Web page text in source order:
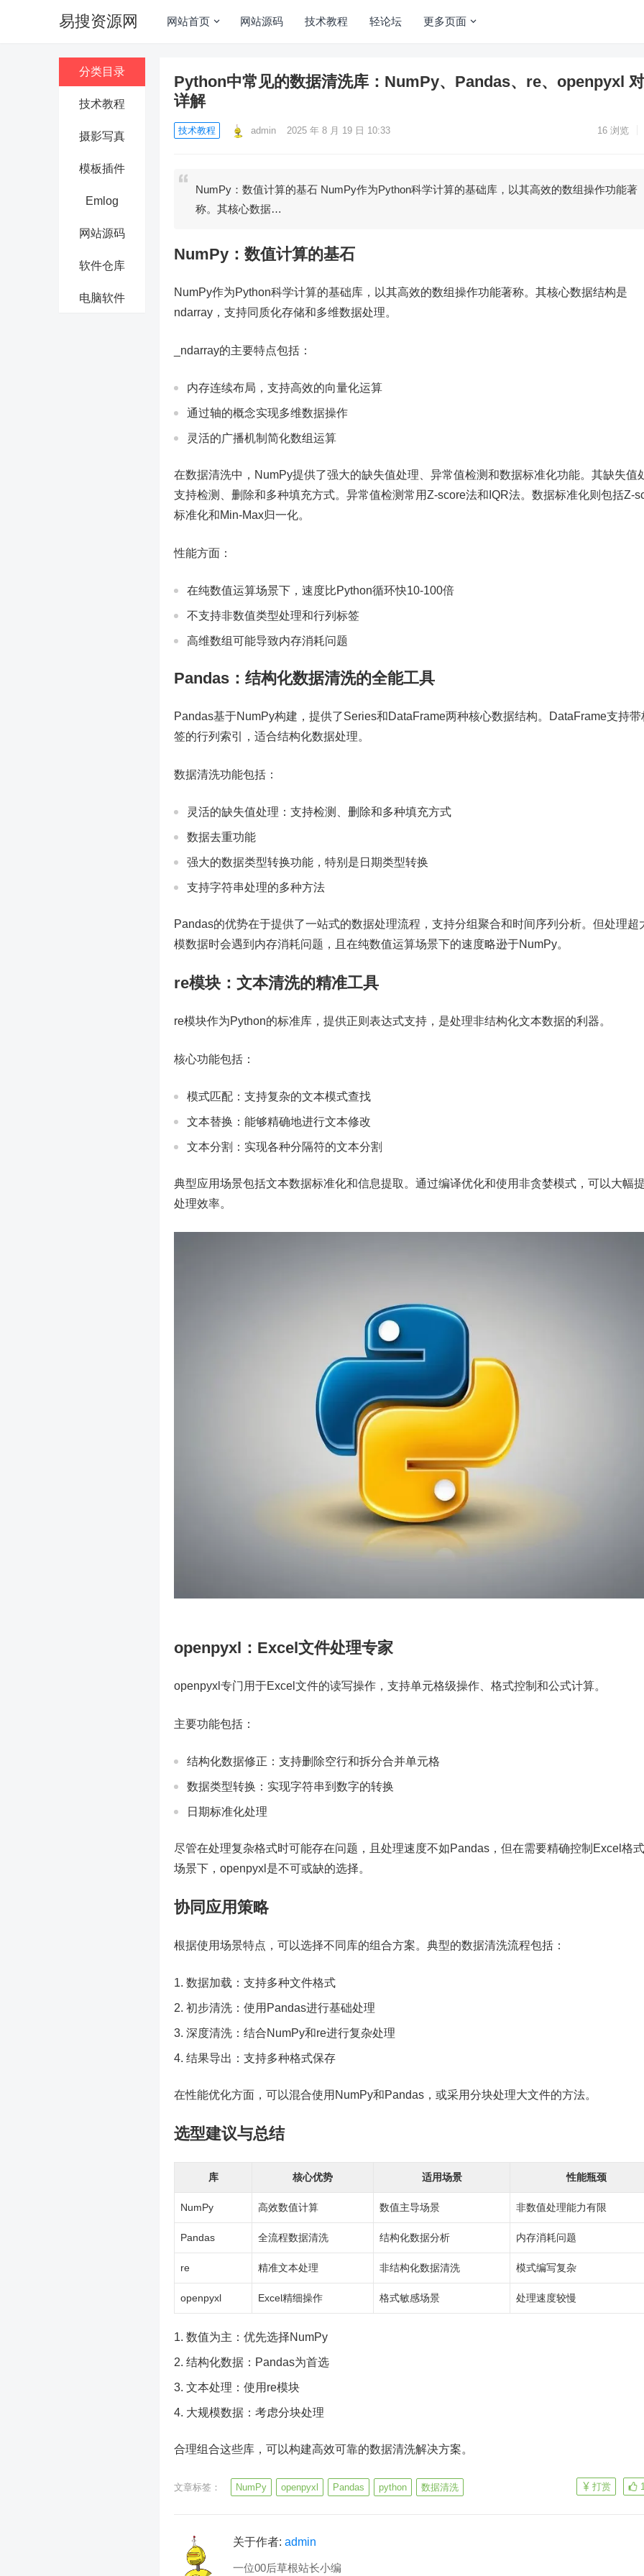
易搜资源网 网站首页 网站源码 技术教程 轻论坛 更多页面
分类目录
技术教程
摄影写真
模板插件
Emlog
网站源码
软件仓库
电脑软件
Python中常见的数据清洗库：NumPy、Pandas、re、openpyxl
详解
技术教程 admin 2025 年 8 月 19 日 10:33 16 浏览
NumPy：数值计算的基石 NumPy作为Python科学计算的基础库，以其高效的数组操作功能著
称。其核心数据…
NumPy：数值计算的基石
NumPy作为Python科学计算的基础库，以其高效的数组操作功能著称。其核心数据结构是
ndarray，支持同质化存储和多维数据处理。
_ndarray的主要特点包括：
内存连续布局，支持高效的向量化运算
通过轴的概念实现多维数据操作
灵活的广播机制简化数组运算
在数据清洗中，NumPy提供了强大的缺失值处理、异常值检测和数据标准化功能。其缺失值
支持检测、删除和多种填充方式。异常值检测常用Z-score法和IQR法。数据标准化则包括Z-
标准化和Min-Max归一化。
性能方面：
在纯数值运算场景下，速度比Python循环快10-100倍
不支持非数值类型处理和行列标签
高维数组可能导致内存消耗问题
Pandas：结构化数据清洗的全能工具
Pandas基于NumPy构建，提供了Series和DataFrame两种核心数据结构。DataFrame支持带
签的行列索引，适合结构化数据处理。
数据清洗功能包括：
灵活的缺失值处理：支持检测、删除和多种填充方式
数据去重功能
强大的数据类型转换功能，特别是日期类型转换
支持字符串处理的多种方法
Pandas的优势在于提供了一站式的数据处理流程，支持分组聚合和时间序列分析。但处理超
模数据时会遇到内存消耗问题，且在纯数值运算场景下的速度略逊于NumPy。
re模块：文本清洗的精准工具
re模块作为Python的标准库，提供正则表达式支持，是处理非结构化文本数据的利器。
核心功能包括：
模式匹配：支持复杂的文本模式查找
文本替换：能够精确地进行文本修改
文本分割：实现各种分隔符的文本分割
典型应用场景包括文本数据标准化和信息提取。通过编译优化和使用非贪婪模式，可以大幅
处理效率。
openpyxl：Excel文件处理专家
openpyxl专门用于Excel文件的读写操作，支持单元格级操作、格式控制和公式计算。
主要功能包括：
结构化数据修正：支持删除空行和拆分合并单元格
数据类型转换：实现字符串到数字的转换
日期标准化处理
尽管在处理复杂格式时可能存在问题，且处理速度不如Pandas，但在需要精确控制Excel格
场景下，openpyxl是不可或缺的选择。
协同应用策略
根据使用场景特点，可以选择不同库的组合方案。典型的数据清洗流程包括：
数据加载：支持多种文件格式
初步清洗：使用Pandas进行基础处理
深度清洗：结合NumPy和re进行复杂处理
结果导出：支持多种格式保存
在性能优化方面，可以混合使用NumPy和Pandas，或采用分块处理大文件的方法。
选型建议与总结
库 核心优势 适用场景 性能瓶颈
NumPy 高效数值计算 数值主导场景 非数值处理能力有限
Pandas 全流程数据清洗 结构化数据分析 内存消耗问题
re 精准文本处理 非结构化数据清洗 模式编写复杂
openpyxl Excel精细操作 格式敏感场景 处理速度较慢
数值为主：优先选择NumPy
结构化数据：Pandas为首选
文本处理：使用re模块
大规模数据：考虑分块处理
合理组合这些库，可以构建高效可靠的数据清洗解决方案。
文章标签： NumPy openpyxl Pandas python 数据清洗 打赏
关于作者: admin
一位00后草根站长小编